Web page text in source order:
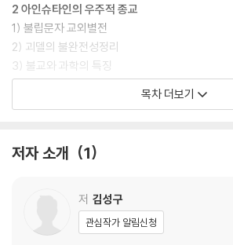
2 아인슈타인의 우주적 종교
1) 불립문자 교외별전
2) 괴델의 불완전성정리
3) 불교와 과학의 특징
3 마음과 삶
4) 마음: 마지막 신천지
1) 연기법의 개요
2) 상호의존성에 대한 과학적 고찰
목차 더보기
저자 소개 1
저 김성구
관심작가 알림신청